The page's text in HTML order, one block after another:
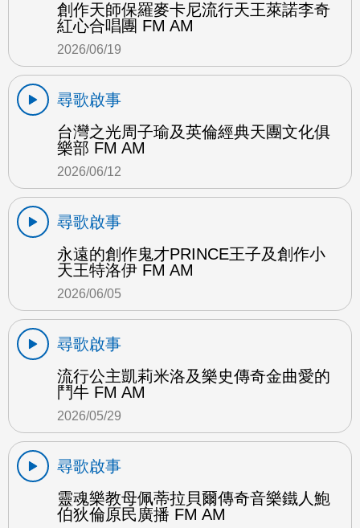
創作天師保羅麥卡尼流行天王萊諾李奇
紅心合唱團 FM AM
2026/06/19
尋歌啟事
台灣之光周子瑜及英倫經典天團文化俱
樂部 FM AM
2026/06/12
尋歌啟事
永遠的創作鬼才PRINCE王子及創作小
天王特洛伊 FM AM
2026/06/05
尋歌啟事
流行公主凱莉米洛及樂史傳奇金曲愛的
鬥牛 FM AM
2026/05/29
尋歌啟事
靈魂樂教母佩蒂拉貝爾傳奇音樂鐵人鮑
伯狄倫原民廣播 FM AM